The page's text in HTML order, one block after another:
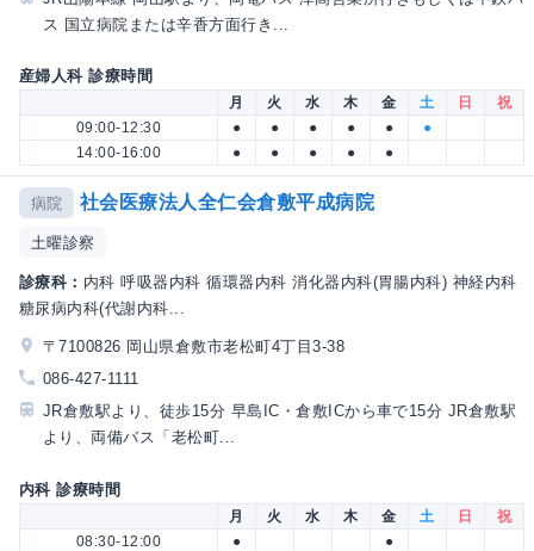
ス 国立病院または辛香方面行き...
産婦人科 診療時間
月 火 水 木 金 土 日
祝
09:00-12:30
● ● ● ● ●
●
14:00-16:00
● ● ● ● ●
病院 社会医療法人全仁会倉敷平成病院
土曜診察
診療科： 内科 呼吸器内科 循環器内科 消化器内科(胃腸内科) 神経内科
糖尿病内科(代謝内科...
〒7100826 岡山県倉敷市老松町4丁目3-38
086-427-1111
JR倉敷駅より、徒歩15分 早島IC・倉敷ICから車で15分 JR倉敷駅
より、両備バス「老松町...
内科 診療時間
月 火 水 木 金 土 日
祝
08:30-12:00
●
●